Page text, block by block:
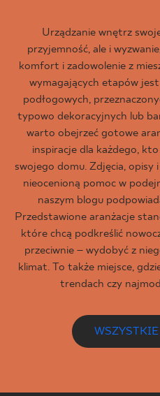
Urządzanie wnętrz
przyjemność, ale i
komfort i zadowolenie z
wymagających etapów
podłogowych,
typowo dekoracyjnych lub
warto obejrzeć gotowe
inspiracje dla każdego,
swojego domu. Zdjęcia,
nieocenioną pomoc w
naszym blogu
Przedstawione aranżacje
które chcą podkreślić
przeciwnie – wydobyć z
klimat. To także miejsce,
trendach czy